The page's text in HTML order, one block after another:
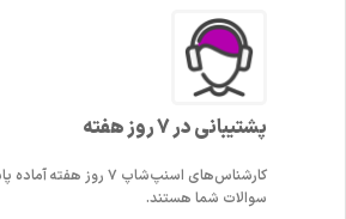
پشتیبانی در 7 روز هفته
کارشناس‌های اسنپ‌شاپ ۷ روز
سوالات شما هستند.